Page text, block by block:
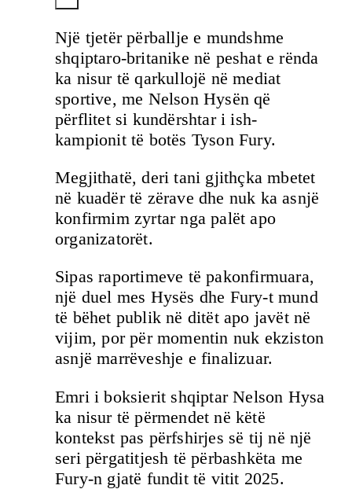
Një tjetër përballje e mundshme
shqiptaro-britanike në peshat e rënda
ka nisur të qarkullojë në mediat
sportive, me Nelson Hysën që
përflitet si kundërshtar i ish-
kampionit të botës Tyson Fury.
Megjithatë, deri tani gjithçka mbetet
në kuadër të zërave dhe nuk ka asnjë
konfirmim zyrtar nga palët apo
organizatorët.
Sipas raportimeve të pakonfirmuara,
një duel mes Hysës dhe Fury-t mund
të bëhet publik në ditët apo javët në
vijim, por për momentin nuk ekziston
asnjë marrëveshje e finalizuar.
Emri i boksierit shqiptar Nelson Hysa
ka nisur të përmendet në këtë
kontekst pas përfshirjes së tij në një
seri përgatitjesh të përbashkëta me
Fury-n gjatë fundit të vitit 2025.